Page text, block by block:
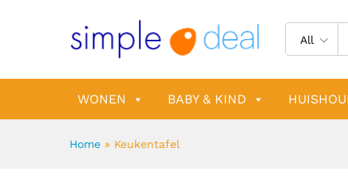
All
WONEN BABY & KIND
Home » Keukentafel